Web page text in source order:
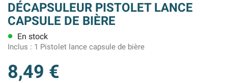
DÉCAPSULEUR PISTOLET LANCE
CAPSULE DE BIÈRE
lens En stock
Inclus : 1 Pistolet lance capsule de bière
8,49 €